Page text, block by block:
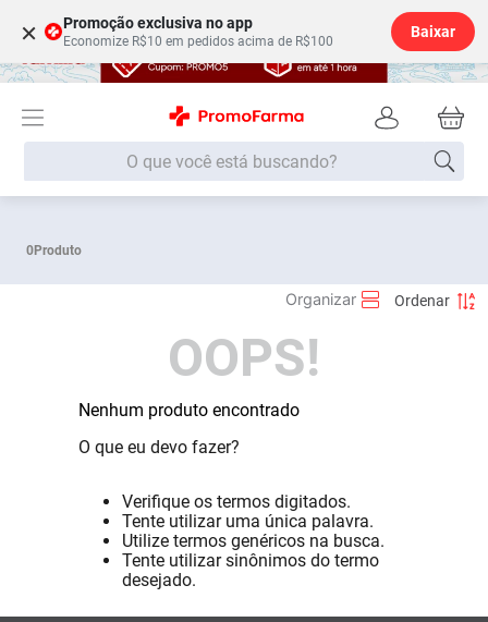
× Promoção exclusiva no app
Economize R$10 em pedidos acima de R$100
Baixar
O que você está buscando?
0Produto
OOPS!
Nenhum produto encontrado
O que eu devo fazer?
Verifique os termos digitados.
Tente utilizar uma única palavra.
Utilize termos genéricos na busca.
Tente utilizar sinônimos do termo
desejado.
Fralda G
Desodorante
Absorvente
Pampers Confort Sec
Lavitan